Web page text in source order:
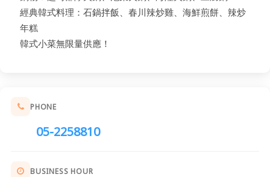
經典韓式料理：石鍋拌飯、春川辣炒雞、海鮮煎餅、辣炒
年糕
韓式小菜無限量供應！
PHONE
05-2258810
BUSINESS HOUR